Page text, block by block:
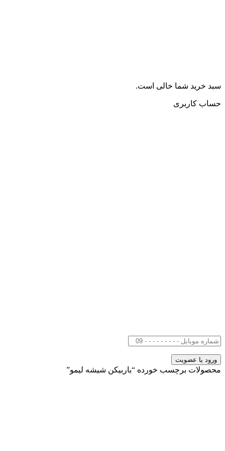
سبد خرید شما خالی است.
حساب کاربری
محصولات برچسب خورده “باربیکن شیشه لیمو”